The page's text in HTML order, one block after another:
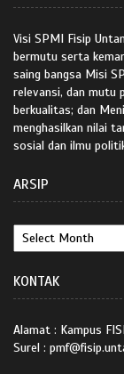
Visi SPMI Fisip
bermutu serta
saing bangsa Misi
relevansi, dan mutu
berkualitas; dan
menghasilkan nilai
sosial dan ilmu
ARSIP
KONTAK
Alamat : Kampus
Surel :